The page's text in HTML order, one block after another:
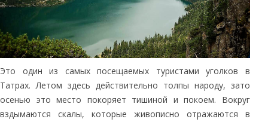
Это один из самых посещаемых туристами уголков в
Татрах. Летом здесь действительно толпы народу, зато
осенью это место покоряет тишиной и покоем. Вокруг
вздымаются скалы, которые живописно отражаются в